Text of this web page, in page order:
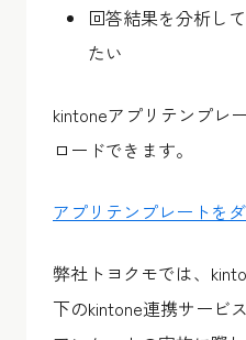
回答結果を分析し
たい
kintoneアプリテンプレ
ロードできます。
アプリテンプレートを
弊社トヨクモでは、
下のkintone連携サービ